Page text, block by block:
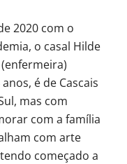
2020 com o
o casal Hilde
é de Cascais
mas com
com a família
com arte
começado a